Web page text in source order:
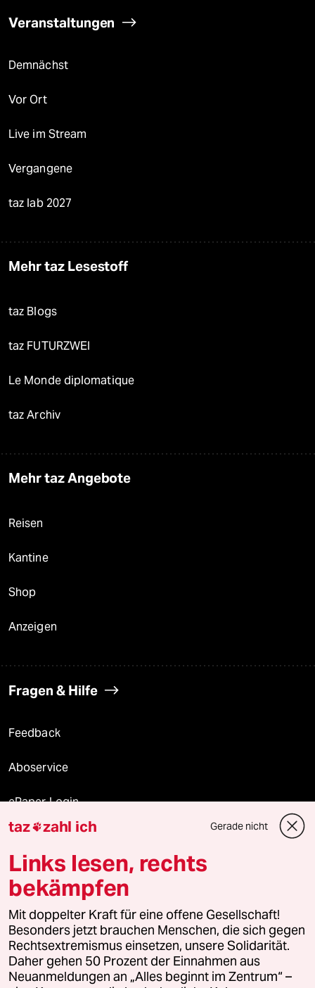
Veranstaltungen
Demnächst
Vor Ort
Live im Stream
Vergangene
taz lab 2027
Mehr taz Lesestoff
taz Blogs
taz FUTURZWEI
Le Monde diplomatique
taz Archiv
Mehr taz Angebote
Reisen
Kantine
Shop
Anzeigen
Fragen & Hilfe
Feedback
Aboservice
ePaper Login
Downloads für Abonnierende
© 2026 taz Verlags und Vertriebs GmbH
Alle Rechte vorbehalten. Bei rechtlichen Fragen oder für Genehmigungen
wenden Sie sich bitte an
lizenzen@taz.de
Feedback Redaktionsstatut Kommune-Richtlinien
taz zahl ich Gerade nicht
Links lesen, rechts
bekämpfen
Mit doppelter Kraft für eine offene Gesellschaft!
Besonders jetzt brauchen Menschen, die sich gegen
Rechtsextremismus einsetzen, unsere Solidarität.
Daher gehen 50 Prozent der Einnahmen aus
Neuanmeldungen an „Alles beginnt im Zentrum“ –